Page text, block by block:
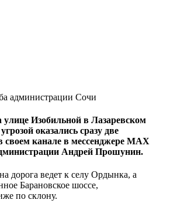
администрации Сочи
улице Изобильной в Лазаревском
оказались сразу две
своем канале в мессенджере MAX
Андрей Прошунин.
дорога ведет к селу Ордынка, а
Барановское шоссе,
по склону.